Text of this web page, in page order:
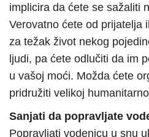
implicira da ćete se sažaliti
Verovatno ćete od prijatelja
za težak život nekog
ljudi, pa ćete odlučiti da im
u vašoj moći. Možda ćete
pridružiti velikoj
Sanjati da popravljate
Popravljati vodenicu u snu